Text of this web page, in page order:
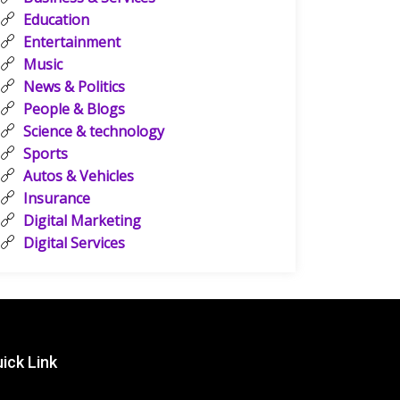
Education
Entertainment
Music
News & Politics
People & Blogs
Science & technology
Sports
Autos & Vehicles
Insurance
Digital Marketing
Digital Services
Link